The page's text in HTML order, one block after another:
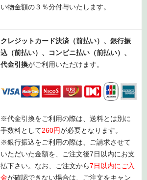
い物金額の３％分付与いたします。
クレジットカード決済（前払い）、銀行振
込 （前払い） 、コンビニ払い （前払い）、
代金引換がご利用いただけます。
※代金引換をご利用の際は、送料とは別に
手数料として260円が必要となります。
※銀行振込をご利用の際は、ご請求させて
いただいた金額を、ご注文後7日以内にお支
払下さい。なお、ご注文から7日以内にご入
金が確認できない場合は、ご注文をキャン